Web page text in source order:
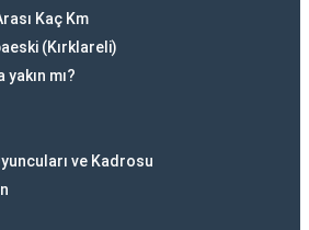
Kaç Km
(Kırklareli)
mı?
ve Kadrosu